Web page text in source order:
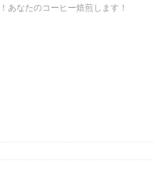
あなたのコーヒー焙煎します！